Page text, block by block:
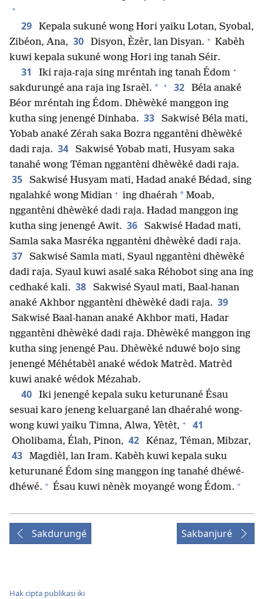
+
29
Kepala sukuné wong Hori yaiku Lotan, Syobal,
Zibéon, Ana, 30 Disyon, Èzèr, lan Disyan. + Kabèh
kuwi kepala sukuné wong Hori ing tanah Séir.
31 Iki raja-raja sing mréntah ing tanah Édom +
sakdurungé ana raja ing Israèl. * + 32
Béla anaké
Béor mréntah ing Édom. Dhèwèké manggon ing
kutha sing jenengé Dinhaba. 33
Sakwisé Béla mati,
Yobab anaké Zérah saka Bozra nggantèni dhèwèké
dadi raja. 34
Sakwisé Yobab mati, Husyam saka
tanahé wong Téman nggantèni dhèwèké dadi raja.
35
Sakwisé Husyam mati, Hadad anaké Bédad, sing
ngalahké wong Midian + ing dhaérah * Moab,
nggantèni dhèwèké dadi raja. Hadad manggon ing
kutha sing jenengé Awit. 36
Sakwisé Hadad mati,
Samla saka Masréka nggantèni dhèwèké dadi raja.
37
Sakwisé Samla mati, Syaul nggantèni dhèwèké
dadi raja. Syaul kuwi asalé saka Réhobot sing ana ing
cedhaké kali. 38
Sakwisé Syaul mati, Baal-hanan
anaké Akhbor nggantèni dhèwèké dadi raja. 39
Sakwisé Baal-hanan anaké Akhbor mati, Hadar
nggantèni dhèwèké dadi raja. Dhèwèké manggon ing
kutha sing jenengé Pau. Dhèwèké nduwé bojo sing
jenengé Méhétabèl anaké wédok Matrèd. Matrèd
kuwi anaké wédok Mézahab.
40
Iki jenengé kepala suku keturunané Ésau
sesuai karo jeneng keluargané lan dhaérahé wong-
wong kuwi yaiku Timna, Alwa, Yètèt, + 41
Oholibama, Élah, Pinon, 42 Kénaz, Téman, Mibzar,
43
Magdièl, lan Iram. Kabèh kuwi kepala suku
keturunané Édom sing manggon ing tanahé dhéwé-
dhéwé. + Ésau kuwi nènèk moyangé wong Édom. +
Sakdurungé Sakbanjuré
Hak cipta publikasi iki